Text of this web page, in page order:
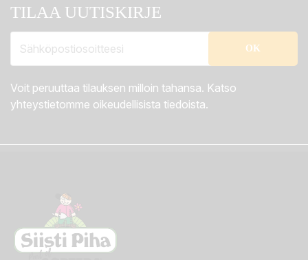
TILAA UUTISKIRJE
Voit peruuttaa tilauksen milloin tahansa. Katso
yhteystietomme oikeudellisista tiedoista.